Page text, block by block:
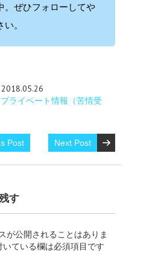
。ぜひフォローしてや
。
2018.05.26
プライベート情報（苦情受
Post Next Post
す
が公開されることはありま
いている欄は必須項目です